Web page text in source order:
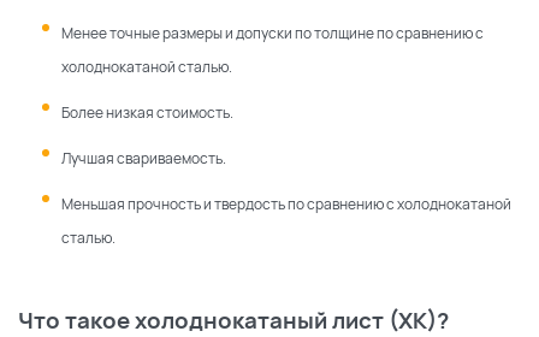
Менее точные размеры и допуски по толщине по сравнению с
холоднокатаной сталью.
Более низкая стоимость.
Лучшая свариваемость.
Меньшая прочность и твердость по сравнению с холоднокатаной
сталью.
Что такое холоднокатаный лист (ХК)?